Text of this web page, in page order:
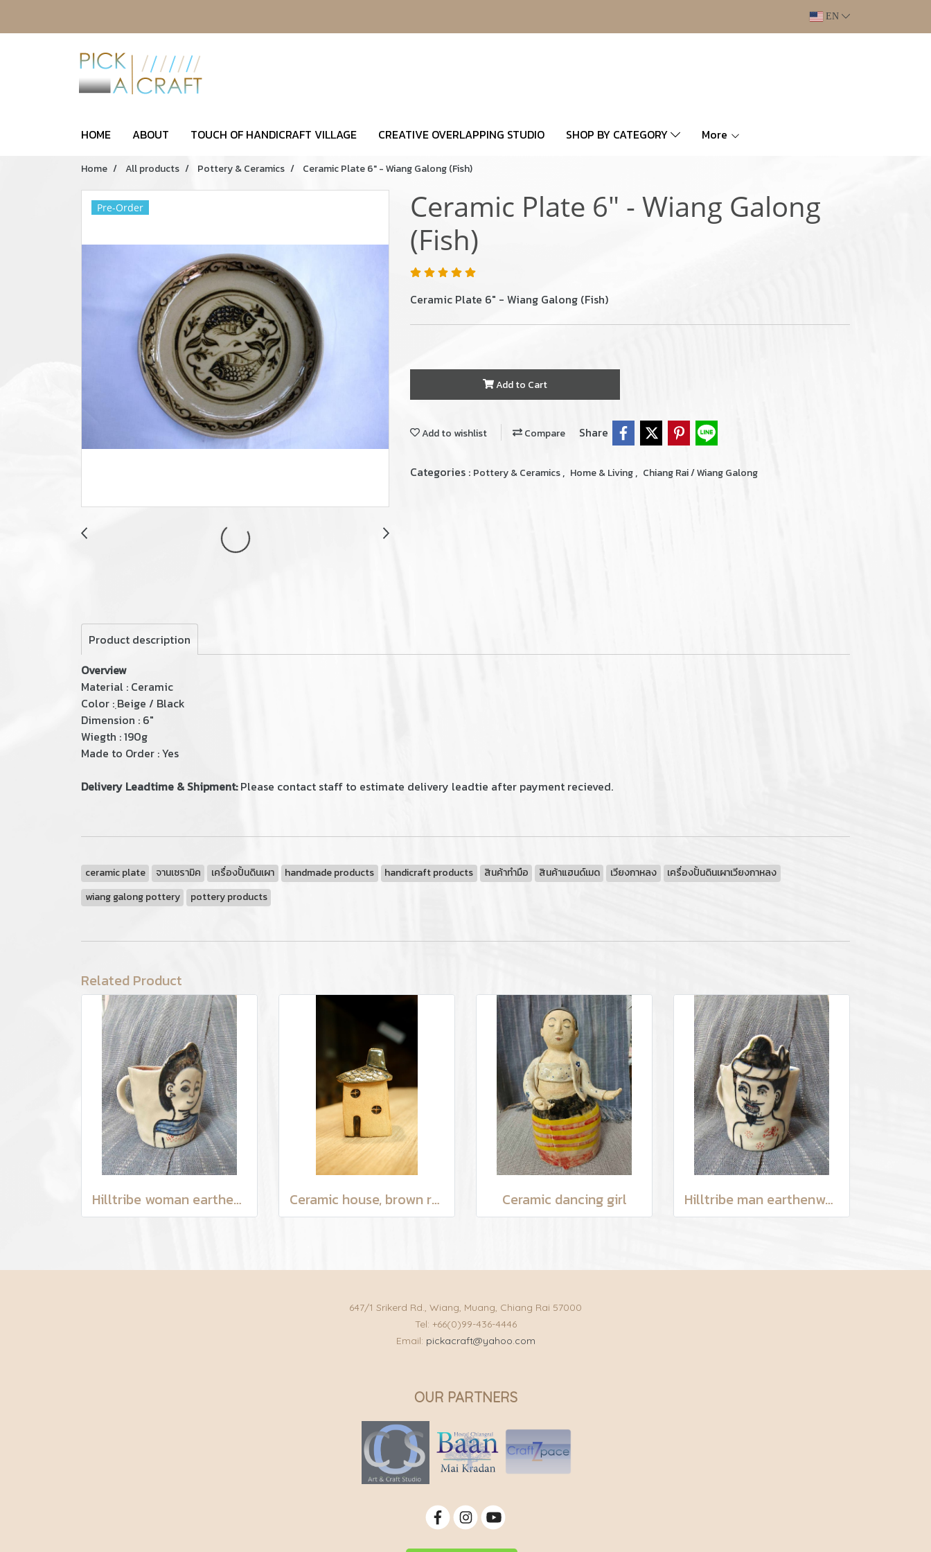
EN
HOME ABOUT TOUCH OF HANDICRAFT VILLAGE CREATIVE OVERLAPPING STUDIO SHOP BY CATEGORY More
Home All products Pottery & Ceramics Ceramic Plate 6" - Wiang Galong (Fish)
Pre-Order
Ceramic Plate 6" - Wiang Galong
(Fish)
Ceramic Plate 6" - Wiang Galong (Fish)
Add to Cart
Add to wishlist Compare Share
Categories : Pottery & Ceramics, Home & Living, Chiang Rai / Wiang Galong
Product description
Overview
Material : Ceramic
Color : ฺBeige / Black
Dimension : 6"
Wiegth : 190g
Made to Order : Yes
Delivery Leadtime & Shipment:Please contact staff to estimate delivery leadtie after payment recieved.
ceramic plate จานเซรามิค เครื่องปั้นดินเผา handmade products handicraft products สินค้าทำมือ สินค้าแฮนด์เมด เวียงกาหลง
เครื่องปั้นดินเผาเวียงกาหลง
wiang galong pottery
pottery products
Related Product
Hilltribe woman earthenware mug Ceramic house, brown roof Ceramic dancing girl Hilltribe man earthenware mug
647/1 Srikerd Rd., Wiang, Muang, Chiang Rai 57000
Tel: +66(0)99-436-4446
Email: pickacraft@yahoo.com
OUR PARTNERS